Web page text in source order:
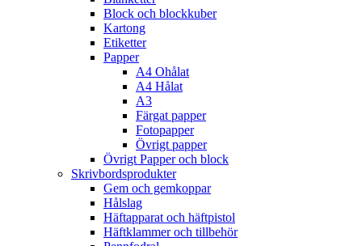
Block och blockkuber
Kartong
Etiketter
Papper
A4 Ohålat
A4 Hålat
A3
Färgat papper
Fotopapper
Övrigt papper
Övrigt Papper och block
Skrivbordsprodukter
Gem och gemkoppar
Hålslag
Häftapparat och häftpistol
Häftklammer och tillbehör